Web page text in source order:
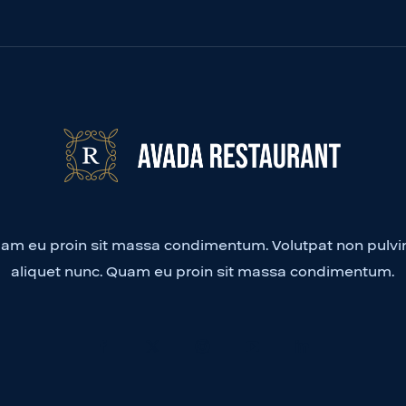
eu proin sit massa condimentum. Volutpat non
aliquet nunc. Quam eu proin sit massa condimentum.